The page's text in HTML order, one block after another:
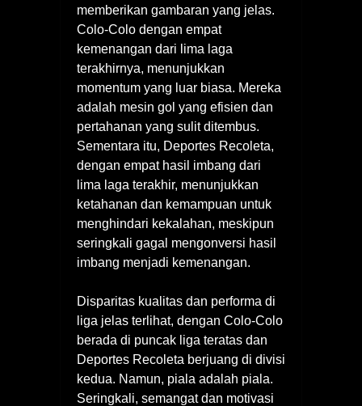
memberikan gambaran yang jelas.
Colo-Colo dengan empat
kemenangan dari lima laga
terakhirnya, menunjukkan
momentum yang luar biasa. Mereka
adalah mesin gol yang efisien dan
pertahanan yang sulit ditembus.
Sementara itu, Deportes Recoleta,
dengan empat hasil imbang dari
lima laga terakhir, menunjukkan
ketahanan dan kemampuan untuk
menghindari kekalahan, meskipun
seringkali gagal mengonversi hasil
imbang menjadi kemenangan.
Disparitas kualitas dan performa di
liga jelas terlihat, dengan Colo-Colo
berada di puncak liga teratas dan
Deportes Recoleta berjuang di divisi
kedua. Namun, piala adalah piala.
Seringkali, semangat dan motivasi